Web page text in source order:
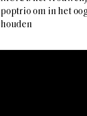
poptrio om in het
houden